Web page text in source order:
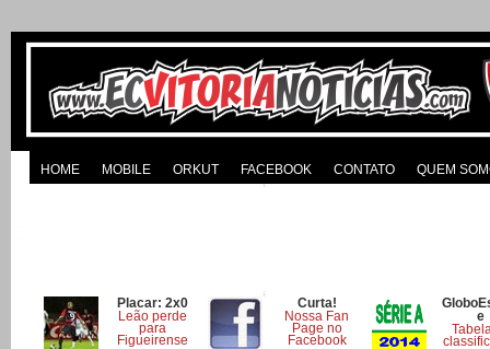
HOME MOBILE ORKUT FACEBOOK CONTATO QUEM
Placar: 2x0
Leão perde
para
Figueirense
Curta!
Nossa Fan
Page no
Facebook
e